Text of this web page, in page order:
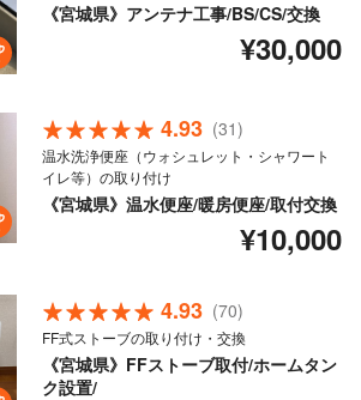
《宮城県》アンテナ工事/BS/CS/交換
¥30,000
4.93 (31)
温水洗浄便座（ウォシュレット・シャワート
イレ等）の取り付け
《宮城県》温水便座/暖房便座/取付交換
¥10,000
4.93 (70)
FF式ストーブの取り付け・交換
《宮城県》FFストーブ取付/ホームタン
ク設置/